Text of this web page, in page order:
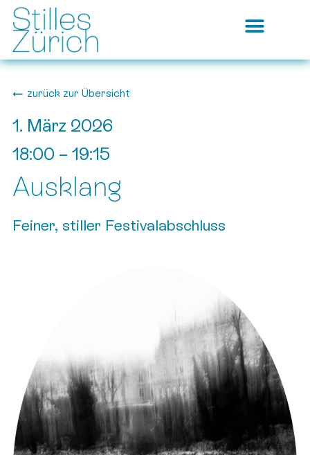
zurück zur Übersicht
1. März 2026
18:00 – 19:15
Ausklang
Feiner, stiller Festivalabschluss